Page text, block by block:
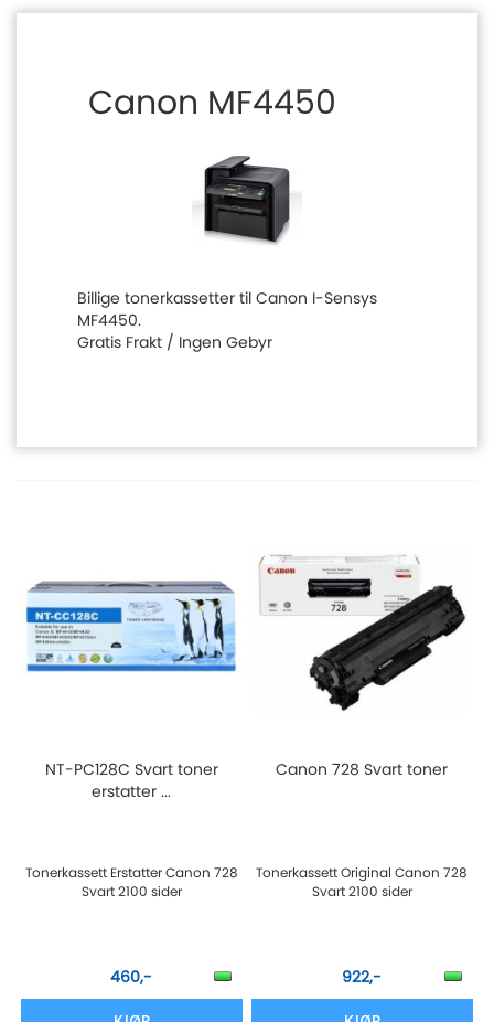
Canon MF4450
Billige tonerkassetter til Canon I-Sensys
MF4450.
Gratis Frakt / Ingen Gebyr
NT-PC128C Svart toner
erstatter ...
Tonerkassett Erstatter Canon 728
Svart 2100 sider
460,-
Canon 728 Svart toner
Tonerkassett Original Canon 728
Svart 2100 sider
922,-